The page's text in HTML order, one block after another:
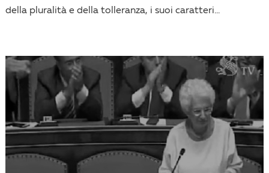
della pluralità e della tolleranza, i suoi caratteri...